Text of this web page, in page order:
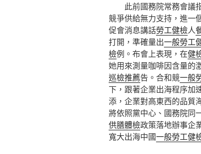
此前國務院常務會議
競爭供給無力支持，進一
促會消息講話勞工健檢人
打開，準確量出一般勞工
檢例。布會上表現，在健
她用來測量咖啡因含量的
巡檢推薦告。合和競一般
下，跟著企業出海程序加
添，企業對高東西的品質
將依照黨中心、國務院同
供膳體檢政策落地辦事企
寬大出海中國一般勞工健